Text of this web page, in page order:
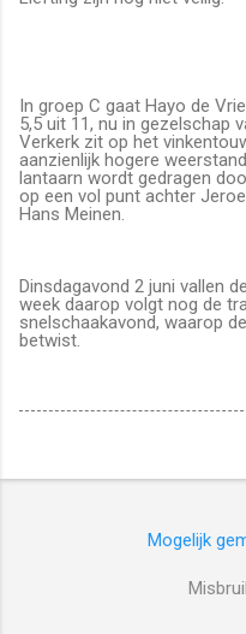
In groep C gaat Hayo de
5,5 uit 11, nu in gezelschap
Verkerk zit op het
aanzienlijk hogere
lantaarn wordt gedragen
op een vol punt achter
Hans Meinen.
Dinsdagavond 2 juni vallen
week daarop volgt nog de
snelschaakavond, waarop
betwist.
Mogelijk